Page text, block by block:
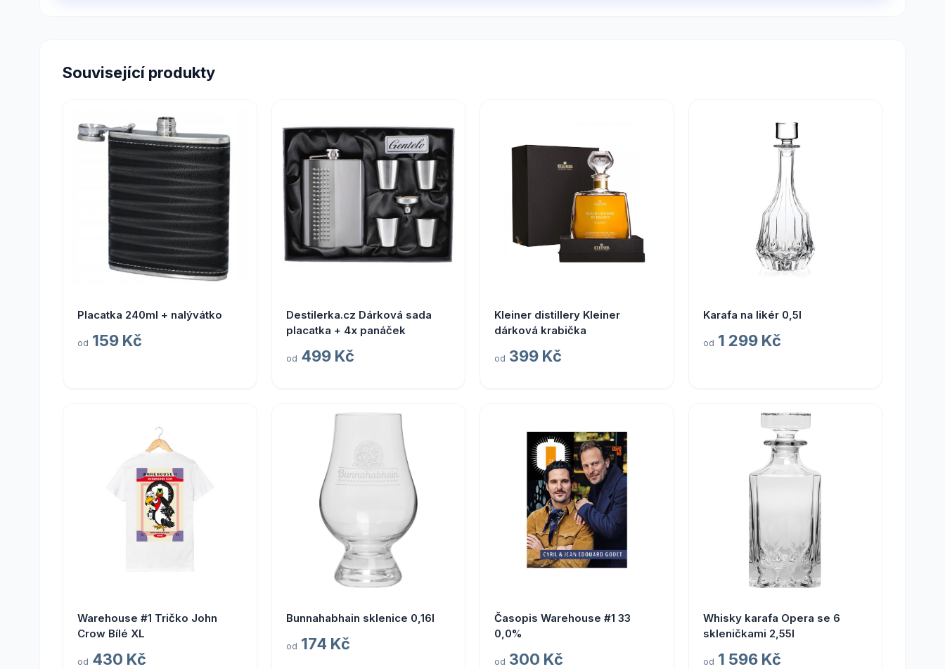
Související produkty
Placatka 240ml + nalývátko
od 159 Kč
Destilerka.cz Dárková sada
placatka + 4x panáček
od 499 Kč
Kleiner distillery Kleiner
dárková krabička
od 399 Kč
Karafa na likér 0,5l
od 1 299 Kč
Warehouse #1 Tričko John
Crow Bílé XL
od 430 Kč
Bunnahabhain sklenice 0,16l
od 174 Kč
Časopis Warehouse #1 33
0,0%
od 300 Kč
Whisky karafa Opera se 6
skleničkami 2,55l
od 1 596 Kč